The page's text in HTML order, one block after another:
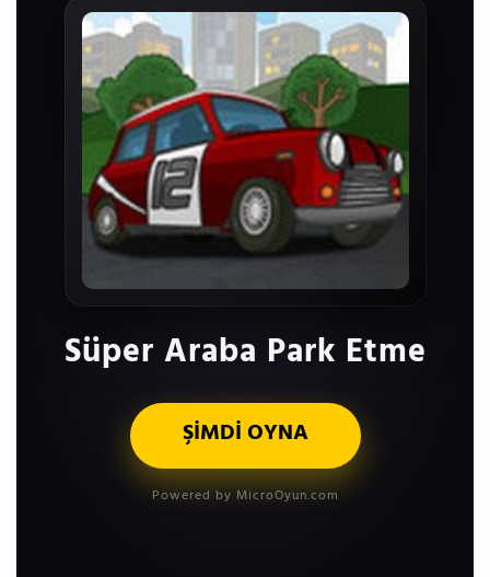
Süper Araba Park Etme
ŞİMDİ OYNA
Powered by MicroOyun.com